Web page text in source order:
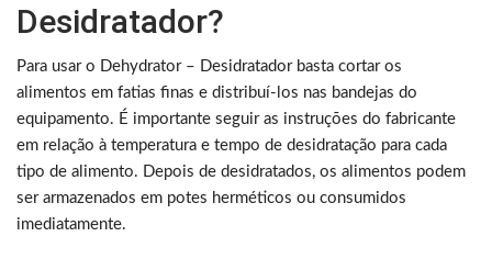
Desidratador?
Para usar o Dehydrator – Desidratador basta cortar os
alimentos em fatias finas e distribuí-los nas bandejas do
equipamento. É importante seguir as instruções do fabricante
em relação à temperatura e tempo de desidratação para cada
tipo de alimento. Depois de desidratados, os alimentos podem
ser armazenados em potes herméticos ou consumidos
imediatamente.